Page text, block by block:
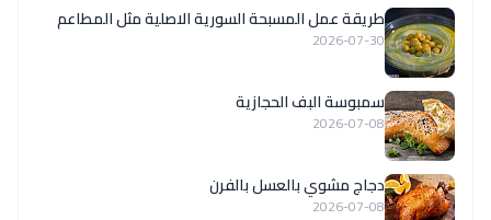
‏طريقة عمل المسبحة السورية الاصلية مثل المطاعم
2026-07-30
سمبوسة البف الحجازية
2026-07-08
دجاج مشوي بالعسل بالفرن
2026-07-08